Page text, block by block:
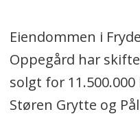
Eiendommen i
Oppegård har
solgt for
Støren Grytte og